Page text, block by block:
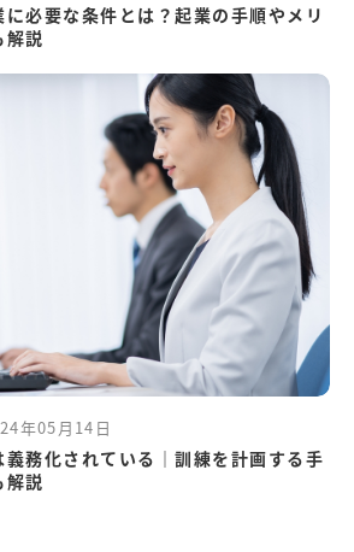
必要な条件とは？起業の手順やメリ
解説
年05月14日
務化されている｜訓練を計画する手
説